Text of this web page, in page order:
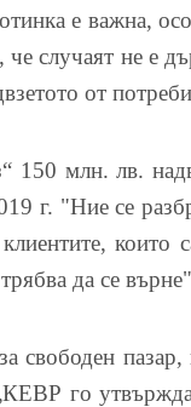
е важна,
че случаят не е
от
150 млн. лв.
г. "Ние се
които
да се
свободен
го